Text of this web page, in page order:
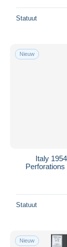
Statuut
Nieuw
Italy
Statuut
Nieuw